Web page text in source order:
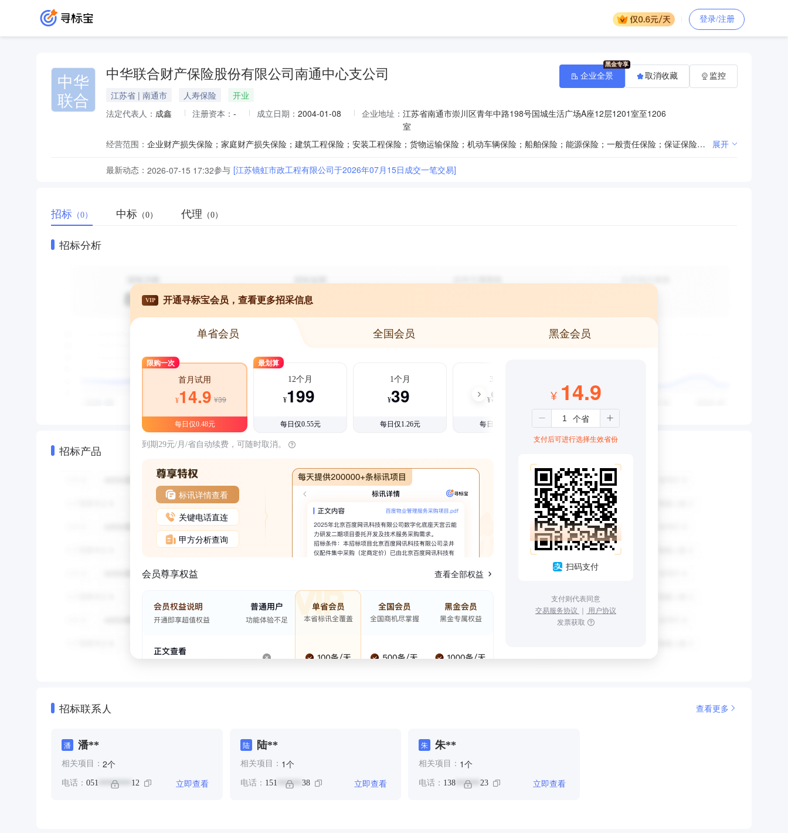
登录/注册
中华
联合
中华联合财产保险股份有限公司南通中心支公司
江苏省 | 南通市 人寿保险
开业
法定代表人： 成鑫 注册资本： - 成立日期： 2004-01-08 企业地址： 江苏省南通市崇川区青年中路198号国城生活广场A座12层1201室至1206
室
经营范围：
企业财产损失保险；家庭财产损失保险；建筑工程保险；安装工程保险；货物运输保险；机动车辆保险；船舶保险；能源保险；一般责任保险；保证保险；信用保险（出口信用除外）；短期健康保险；意外伤害保险；经中国保监会批准的其它财产保险业务。（依法须经批准的项目，经相关部门批准后方可开展经营活动） 展开
最新动态： 2026-07-15 17:32参与 [江苏镜虹市政工程有限公司于2026年07月15日成交一笔交易]
企业全景 取消收藏 监控
招标 （0） 中标 （0） 代理 （0）
招标分析
招标产品
VIP 开通寻标宝会员，查看更多招采信息
单省会员 全国会员 黑金会员
限购一次
首月试用
¥14.9 ¥39
每日仅0.48元
最划算
12个月
¥199
每日仅0.55元
1个月
¥39
每日仅1.26元
3个月
¥99
每日仅1.08元
到期29元/月/省自动续费，可随时取消。
标讯详情查看
关键电话直连
甲方分析查询
会员尊享权益 查看全部权益
¥ 14.9
支付后可进行选择生效省份
扫码支付
支付则代表同意
交易服务协议 ｜ 用户协议
发票获取
招标联系人 查看更多
潘 潘**
相关项目： 2个
电话： 051 ******** 12 立即查看
陆 陆**
相关项目： 1个
电话： 151 ****** 38 立即查看
朱 朱**
相关项目： 1个
电话： 138 ****** 23 立即查看